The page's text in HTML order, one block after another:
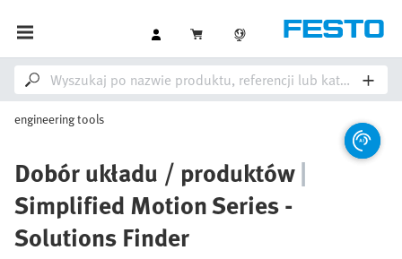
engineering tools
Dobór układu / produktów|
Simplified Motion Series -
Solutions Finder